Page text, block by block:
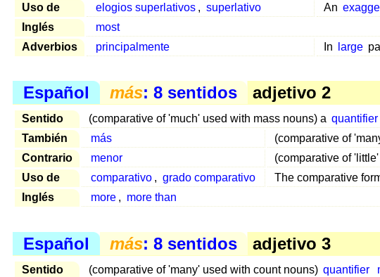
Uso de
elogios superlativos , superlativo An
Inglés
most
Adverbios
principalmente In large
Español más: 8 sentidos adjetivo 2
Sentido (comparative of 'much' used with mass nouns) a quantifier
También
más (comparative of
Contrario
menor (comparative of
Uso de
comparativo , grado comparativo
The comparative
Inglés
more , more than
Español más: 8 sentidos adjetivo 3
Sentido (comparative of 'many' used with count nouns) quantifier